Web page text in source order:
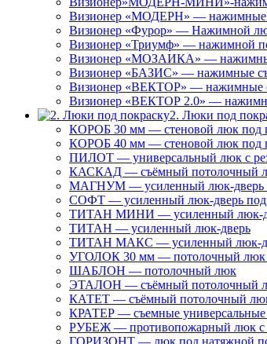
Визионер «МОДЕРН» — нажимные
Визионер «Фурор» — Нажимной
Визионер «Триумф» — нажимной
Визионер «МОЗАИКА» —
Визионер «БАЗИС» — нажимные
Визионер «ВЕКТОР» — нажимные
Визионер «ВЕКТОР 2.0» —
2. Люки под
КОРОБ 30 мм — стеновой люк под
КОРОБ 40 мм — стеновой люк под
ПИЛОТ — универсальный люк с
КАСКАД — съёмный потолочный
МАГНУМ — усиленный люк-дверь
СОФТ — усиленный люк-дверь под
ТИТАН МИНИ — усиленный люк-
ТИТАН — усиленный люк-дверь
ТИТАН МАКС — усиленный люк-
УГОЛОК 30 мм — потолочный люк
ШАБЛОН — потолочный люк
ЭТАЛОН — съёмный потолочный
КАТЕТ — съёмный потолочный
КРАТЕР — съемные
РУБЕЖ — противопожарный люк с
ГОРИЗОНТ — люк под натяжной